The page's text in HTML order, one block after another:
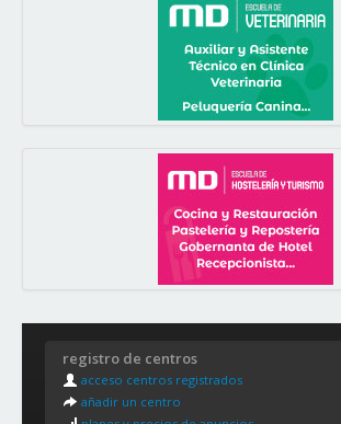
registro de centros
acceso centros registrados
añadir un centro